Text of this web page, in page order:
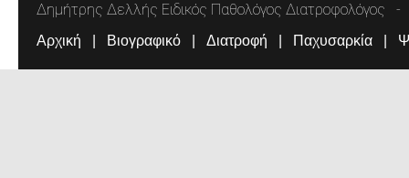
Δημήτρης Δελλής Ειδικός Παθολόγος Διατροφολόγος
Αρχική Βιογραφικό Διατροφή Παχυσαρκία